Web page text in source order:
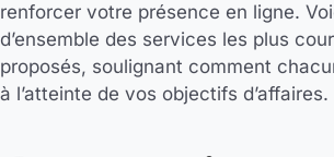
renforcer votre présence en ligne.
d’ensemble des services les plus
proposés, soulignant comment
à l’atteinte de vos objectifs d’affaires.